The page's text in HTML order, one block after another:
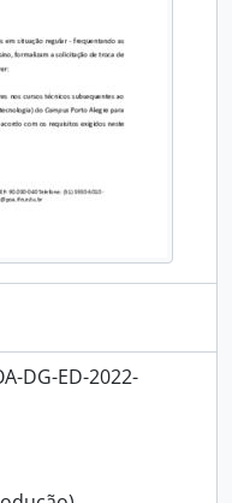
DG-ED-2022-